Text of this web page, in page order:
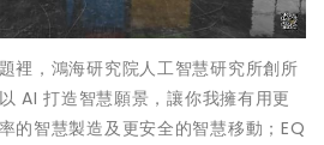
裡，鴻海研究院人工智慧研究所創所
AI 打造智慧願景，讓你我擁有用更
的智慧製造及更安全的智慧移動；EQ